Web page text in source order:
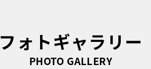
フォトギャラリー
PHOTO GALLERY